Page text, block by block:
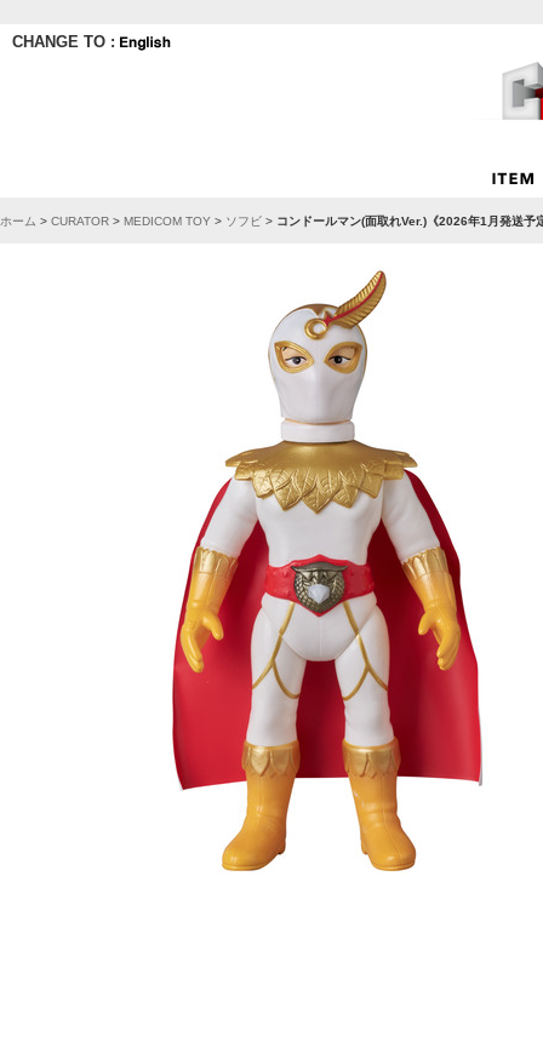
CHANGE TO :
ホーム > CURATOR > MEDICOM TOY > ソフビ > コンドールマン(面取れVer.)《2026年1月発送予